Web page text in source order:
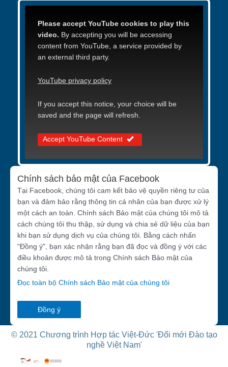
Please accept YouTube cookies to play this
video. By accepting you will be accessing
content from YouTube, a service provided by
an external third party.
YouTube privacy policy
If you accept this notice, your choice will be
saved and the page will refresh.
Accept YouTube Content
Chính sách bảo mật của Facebook
Tại Facebook, chúng tôi cam kết bảo vệ quyền riêng tư của
bạn và đảm bảo rằng thông tin cá nhân của bạn được xử lý
một cách an toàn. Chính sách Bảo mật của chúng tôi mô tả
cách chúng tôi thu thập, sử dụng và chia sẻ dữ liệu của bạn
khi bạn sử dụng dịch vụ của chúng tôi. Bằng cách nhấn
"Đồng ý", bạn xác nhận rằng bạn đã đọc và đồng ý với các
điều khoản được mô tả trong Chính sách Bảo mật của
chúng tôi.
Đọc toàn bộ Chính sách Bảo mật của chúng tôi
Đồng ý
© 2021 Chương trình Hợp tác Việt-Đức 'Đổi mới Đào tạo
nghề Việt Nam'